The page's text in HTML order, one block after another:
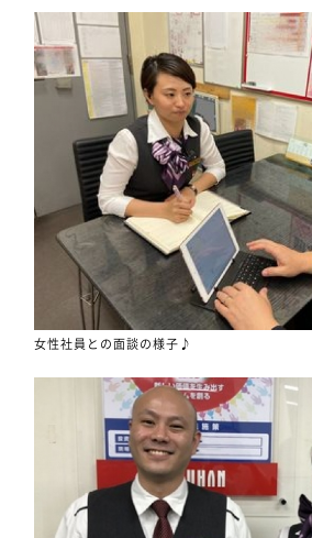
女性社員との面談の様子♪